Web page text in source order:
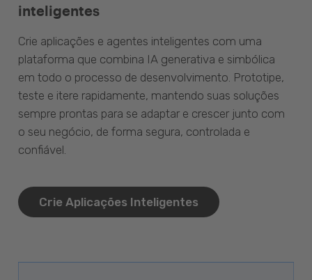
inteligentes
Crie aplicações e agentes inteligentes com uma
plataforma que combina IA generativa e simbólica
em todo o processo de desenvolvimento. Prototipe,
teste e itere rapidamente, mantendo suas soluções
sempre prontas para se adaptar e crescer junto com
o seu negócio, de forma segura, controlada e
confiável.
Crie Aplicações Inteligentes